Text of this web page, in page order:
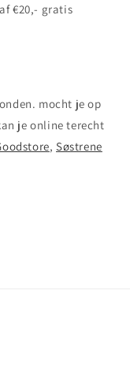
€20,- gratis
mocht je op
je online terecht
,Søstrene